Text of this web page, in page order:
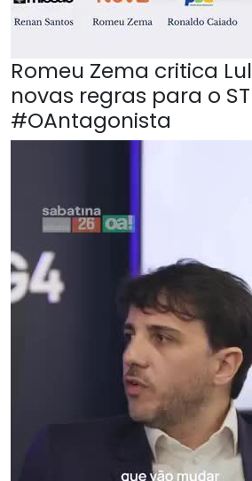
Romeu Zema critica
novas regras para o
#OAntagonista